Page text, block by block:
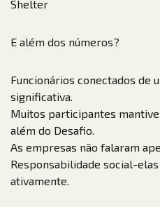
Shelter
E além dos números?
Funcionários conectados de
significativa.
Muitos participantes
além do Desafio.
As empresas não falaram
Responsabilidade social-
ativamente.